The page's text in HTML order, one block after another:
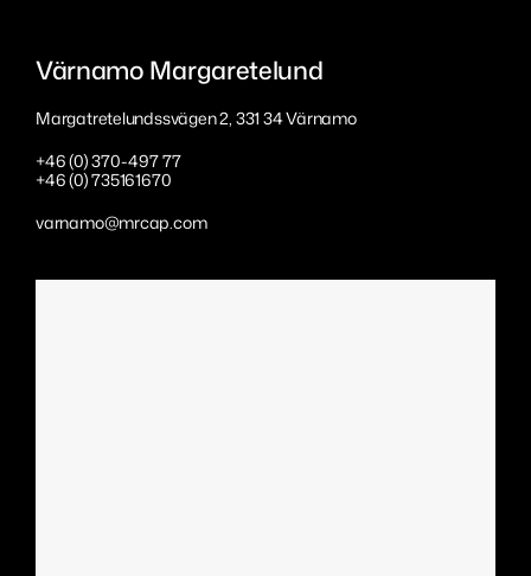
Värnamo Margaretelund
Margatretelundssvägen 2, 331 34 Värnamo
+46 (0) 370-497 77
+46 (0) 735161670
varnamo@mrcap.com